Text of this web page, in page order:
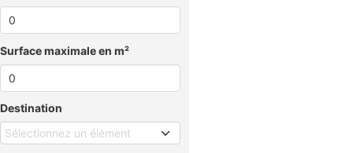
Surface maximale en m²
Destination
Sélectionnez un élément